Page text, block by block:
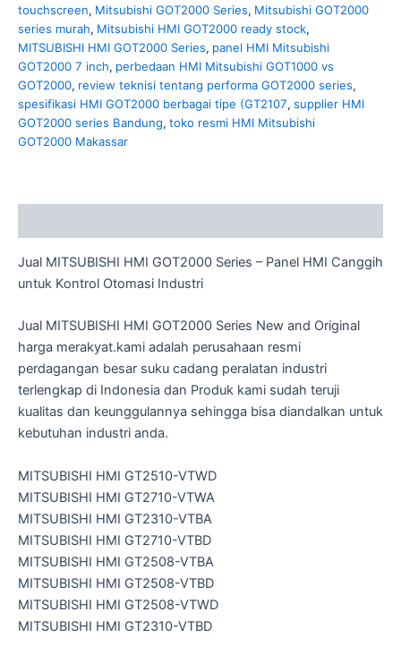
touchscreen, Mitsubishi GOT2000 Series, Mitsubishi GOT2000
series murah, Mitsubishi HMI GOT2000 ready stock,
MITSUBISHI HMI GOT2000 Series, panel HMI Mitsubishi
GOT2000 7 inch, perbedaan HMI Mitsubishi GOT1000 vs
GOT2000, review teknisi tentang performa GOT2000 series,
spesifikasi HMI GOT2000 berbagai tipe (GT2107, supplier HMI
GOT2000 series Bandung, toko resmi HMI Mitsubishi
GOT2000 Makassar
Jual MITSUBISHI HMI GOT2000 Series – Panel HMI Canggih
untuk Kontrol Otomasi Industri
Jual MITSUBISHI HMI GOT2000 Series New and Original
harga merakyat.kami adalah perusahaan resmi
perdagangan besar suku cadang peralatan industri
terlengkap di Indonesia dan Produk kami sudah teruji
kualitas dan keunggulannya sehingga bisa diandalkan untuk
kebutuhan industri anda.
MITSUBISHI HMI GT2510-VTWD
MITSUBISHI HMI GT2710-VTWA
MITSUBISHI HMI GT2310-VTBA
MITSUBISHI HMI GT2710-VTBD
MITSUBISHI HMI GT2508-VTBA
MITSUBISHI HMI GT2508-VTBD
MITSUBISHI HMI GT2508-VTWD
MITSUBISHI HMI GT2310-VTBD